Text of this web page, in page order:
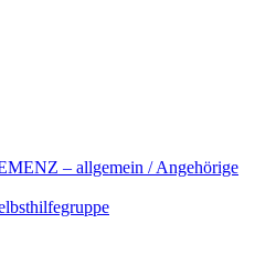
– allgemein / Angehörige